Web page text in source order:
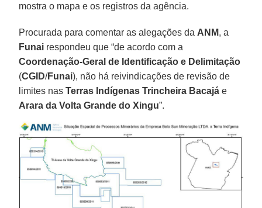
mostra o mapa e os registros da agência.
Procurada para comentar as alegações da ANM, a
Funai respondeu que “de acordo com a
Coordenação-Geral de Identificação e Delimitação
(CGID/Funai), não há reivindicações de revisão de
limites nasTerras Indígenas Trincheira Bacajá e
Arara da Volta Grande do Xingu”.